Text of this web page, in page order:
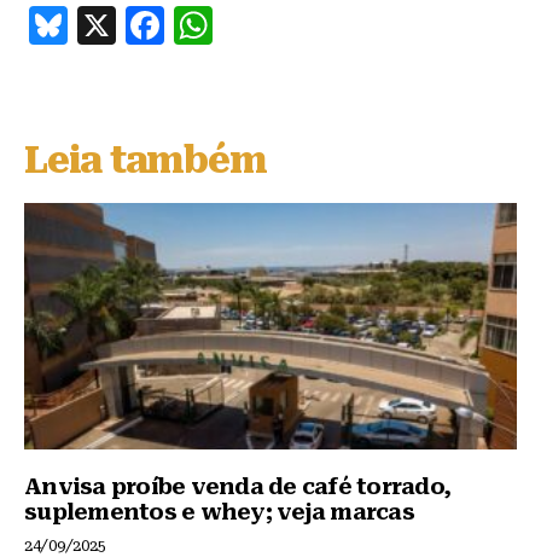
B
s
k
y
X
F
e
b
o
o
k
s
A
p
p
Leia também
Anvisa proíbe venda de café torrado,
suplementos e whey; veja marcas
24/09/2025